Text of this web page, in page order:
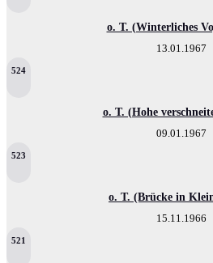
o. T. (Winterliches
13.01.1967
524
o. T. (Hohe
09.01.1967
523
o. T. (Brücke in
15.11.1966
521